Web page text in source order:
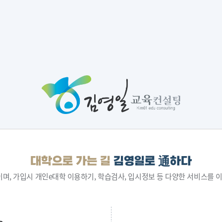
대학으로 가는 길 김영일로 通하다
며, 가입시 개인e대학 이용하기, 학습검사, 입시정보 등 다양한 서비스를